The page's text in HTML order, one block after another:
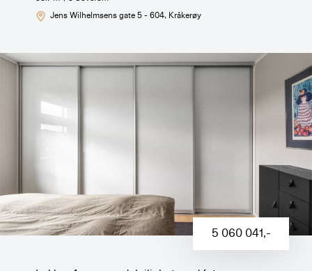
Jens Wilhelmsens gate 5 - 604, Kråkerøy
5 060 041,-